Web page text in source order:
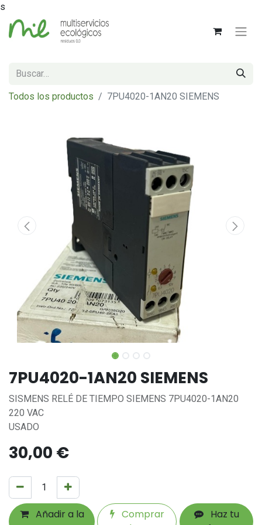
s
Todos los productos 7PU4020-1AN20 SIEMENS
7PU4020-1AN20 SIEMENS
SISMENS RELÉ DE TIEMPO SIEMENS 7PU4020-1AN20
220 VAC
USADO
30,00 €
Añadir a la
Comprar
Haz tu